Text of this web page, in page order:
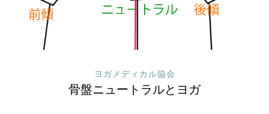
ヨガメディカル協会
骨盤ニュートラルとヨガ